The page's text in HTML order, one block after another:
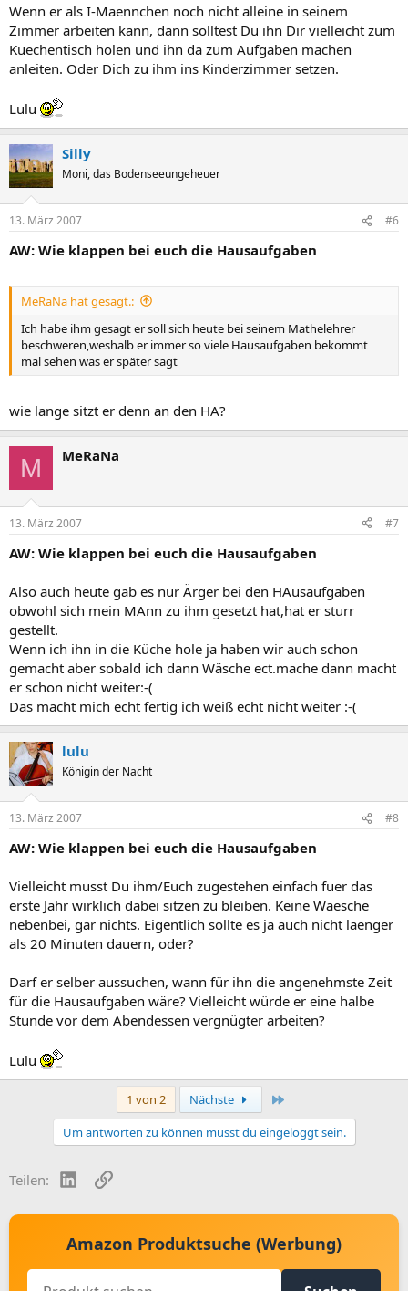
Wenn er als I-Maennchen noch nicht alleine in seinem
Zimmer arbeiten kann, dann solltest Du ihn Dir vielleicht zum
Kuechentisch holen und ihn da zum Aufgaben machen
anleiten. Oder Dich zu ihm ins Kinderzimmer setzen.
Lulu
Silly
Moni, das Bodenseeungeheuer
13. März 2007 #6
AW: Wie klappen bei euch die Hausaufgaben
MeRaNa hat gesagt.:
Ich habe ihm gesagt er soll sich heute bei seinem Mathelehrer
beschweren,weshalb er immer so viele Hausaufgaben bekommt
mal sehen was er später sagt
wie lange sitzt er denn an den HA?
M MeRaNa
13. März 2007 #7
AW: Wie klappen bei euch die Hausaufgaben
Also auch heute gab es nur Ärger bei den HAusaufgaben
obwohl sich mein MAnn zu ihm gesetzt hat,hat er sturr
gestellt.
Wenn ich ihn in die Küche hole ja haben wir auch schon
gemacht aber sobald ich dann Wäsche ect.mache dann macht
er schon nicht weiter:-(
Das macht mich echt fertig ich weiß echt nicht weiter :-(
lulu
Königin der Nacht
13. März 2007 #8
AW: Wie klappen bei euch die Hausaufgaben
Vielleicht musst Du ihm/Euch zugestehen einfach fuer das
erste Jahr wirklich dabei sitzen zu bleiben. Keine Waesche
nebenbei, gar nichts. Eigentlich sollte es ja auch nicht laenger
als 20 Minuten dauern, oder?
Darf er selber aussuchen, wann für ihn die angenehmste Zeit
für die Hausaufgaben wäre? Vielleicht würde er eine halbe
Stunde vor dem Abendessen vergnügter arbeiten?
Lulu
1 von 2 Nächste
Um antworten zu können musst du eingeloggt sein.
Teilen: LinkedInLink
Amazon Produktsuche (Werbung)